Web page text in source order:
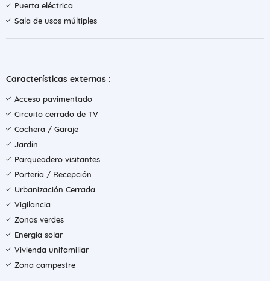
Puerta eléctrica
Sala de usos múltiples
Características externas :
Acceso pavimentado
Circuito cerrado de TV
Cochera / Garaje
Jardín
Parqueadero visitantes
Portería / Recepción
Urbanización Cerrada
Vigilancia
Zonas verdes
Energia solar
Vivienda unifamiliar
Zona campestre